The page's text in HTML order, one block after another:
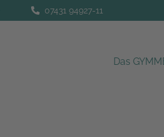
07431 94927-11
Das